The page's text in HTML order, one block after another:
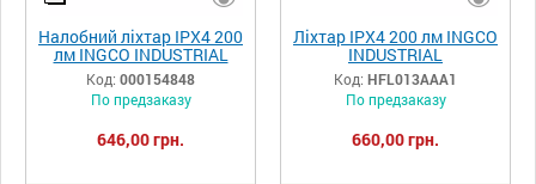
Налобний ліхтар IPX4 200
лм INGCO INDUSTRIAL
Код: 000154848
По предзаказу
646,00 грн.
Ліхтар IPX4 200 лм INGCO
INDUSTRIAL
Код: HFL013AAA1
По предзаказу
660,00 грн.